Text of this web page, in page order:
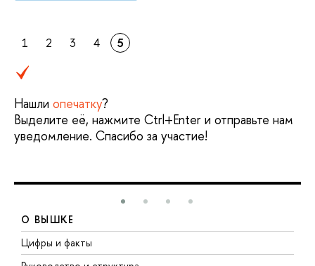
1 2 3 4 5
Нашли опечатку?
Выделите её, нажмите Ctrl+Enter и отправьте нам
уведомление. Спасибо за участие!
О ВЫШКЕ
Цифры и факты